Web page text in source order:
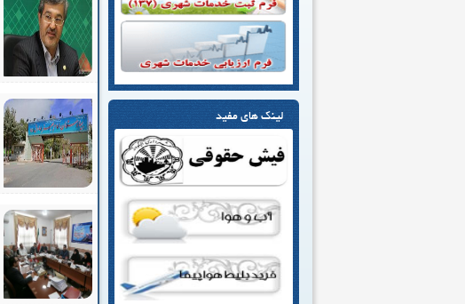
لینک های مفید